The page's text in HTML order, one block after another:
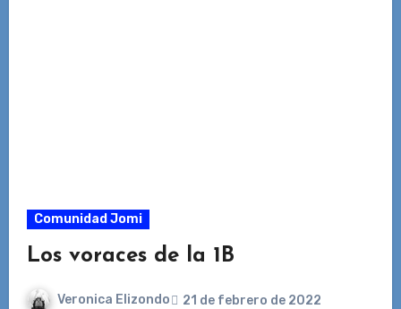
Comunidad Jomi
Los voraces de la 1B
Veronica Elizondo
21 de febrero de 2022